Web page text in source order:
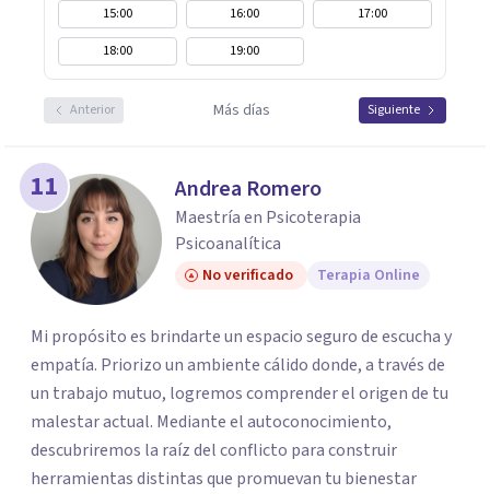
15:00 16:00
17:00
18:00
19:00
Anterior Más días Siguiente
11 Andrea Romero
Maestría en Psicoterapia
Psicoanalítica
No verificado Terapia Online
Mi propósito es brindarte un espacio seguro de escucha y
empatía. Priorizo un ambiente cálido donde, a través de
un trabajo mutuo, logremos comprender el origen de tu
malestar actual. Mediante el autoconocimiento,
descubriremos la raíz del conflicto para construir
herramientas distintas que promuevan tu bienestar